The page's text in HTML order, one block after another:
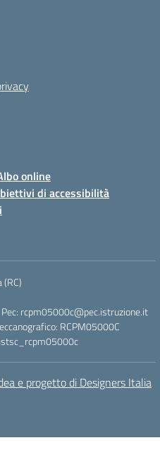
online
di accessibilità
rcpm05000c@pec.istruzione.it
RCPM05000C
istsc_rcpm05000c
e progetto di Designers Italia